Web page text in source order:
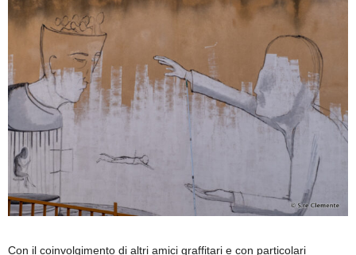
Con il coinvolgimento di altri amici graffitari e con particolari